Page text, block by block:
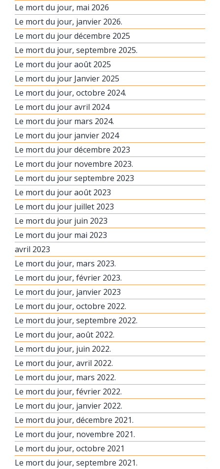
Le mort du jour, mai 2026
Le mort du jour, janvier 2026.
Le mort du jour décembre 2025
Le mort du jour, septembre 2025.
Le mort du jour août 2025
Le mort du jour Janvier 2025
Le mort du jour, octobre 2024.
Le mort du jour avril 2024
Le mort du jour mars 2024.
Le mort du jour janvier 2024
Le mort du jour décembre 2023
Le mort du jour novembre 2023.
Le mort du jour septembre 2023
Le mort du jour août 2023
Le mort du jour juillet 2023
Le mort du jour juin 2023
Le mort du jour mai 2023
avril 2023
Le mort du jour, mars 2023.
Le mort du jour, février 2023.
Le mort du jour, janvier 2023
Le mort du jour, octobre 2022.
Le mort du jour, septembre 2022.
Le mort du jour, août 2022.
Le mort du jour, juin 2022.
Le mort du jour, avril 2022.
Le mort du jour, mars 2022.
Le mort du jour, février 2022.
Le mort du jour, janvier 2022.
Le mort du jour, décembre 2021.
Le mort du jour, novembre 2021.
Le mort du jour, octobre 2021
Le mort du jour, septembre 2021.